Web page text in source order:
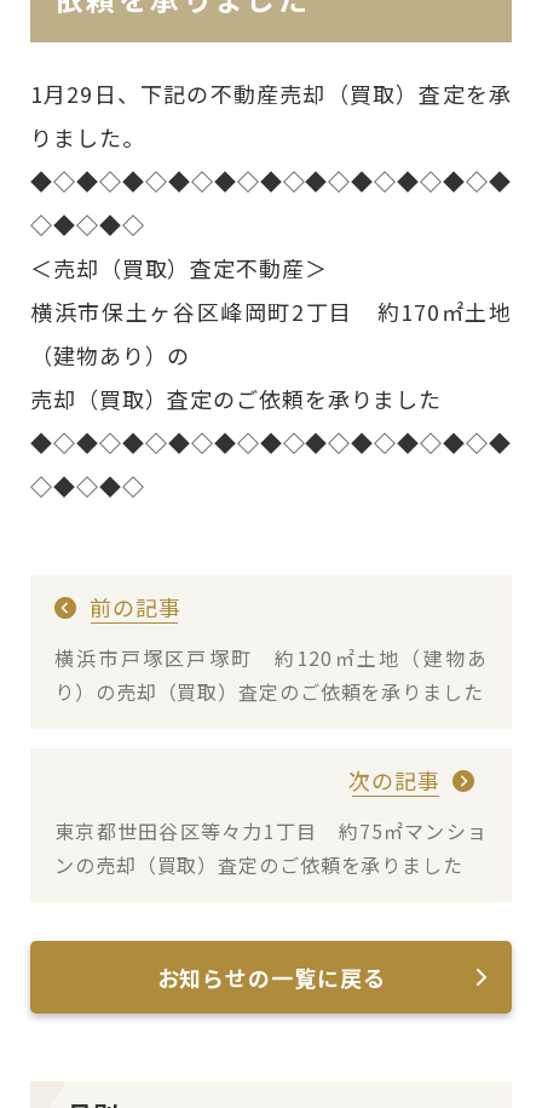
1月29日、下記の不動産売却（買取）査定を承
りました。
◆◇◆◇◆◇◆◇◆◇◆◇◆◇◆◇◆◇◆◇◆
◇◆◇◆◇
＜売却（買取）査定不動産＞
横浜市保土ヶ谷区峰岡町2丁目 約170㎡土地
（建物あり）の
売却（買取）査定のご依頼を承りました
◆◇◆◇◆◇◆◇◆◇◆◇◆◇◆◇◆◇◆◇◆
◇◆◇◆◇
前の記事
横浜市戸塚区戸塚町 約120㎡土地（建物あ
り）の売却（買取）査定のご依頼を承りました
次の記事
東京都世田谷区等々力1丁目 約75㎡マンショ
ンの売却（買取）査定のご依頼を承りました
お知らせの一覧に戻る